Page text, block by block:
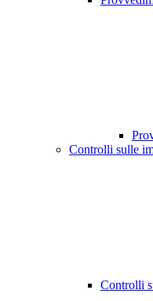
Controlli sulle
Controlli